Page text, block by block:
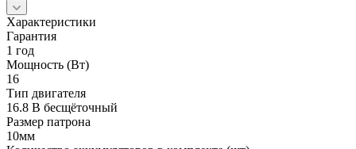
Характеристики
Гарантия
1 год
Мощность (Вт)
16
Тип двигателя
16.8 В бесщёточный
Размер патрона
10мм